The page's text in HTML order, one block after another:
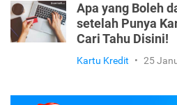
Apa yang Boleh
setelah Punya
Cari Tahu Disini!
Kartu Kredit • 25